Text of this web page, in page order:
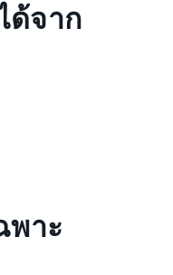
ด้จาก
พาะ